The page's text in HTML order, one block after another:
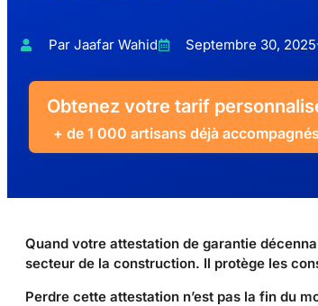
Par Jaafar Wahid Septembre 30, 2025
Obtenez votre tarif
+ de 1 000 artisans déjà accompagnés
Quand votre attestation de garantie
secteur de la construction. Il protège les
Perdre cette attestation n’est pas la fin du